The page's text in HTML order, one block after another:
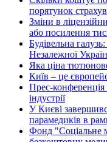
порятунок
Зміни в
або посилення
Будівельна
Незалежної
Яка ціна
Київ – це
Прес-конференція
індустрії
У Києві
парамедиків в
Фонд "Соціальне